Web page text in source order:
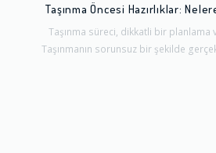
Taşınma Öncesi Hazırlıklar:
Taşınma süreci, dikkatli bir planlama
Taşınmanın sorunsuz bir şekilde